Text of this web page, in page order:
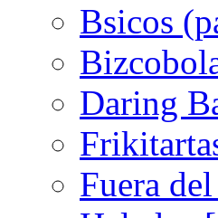
Bsicos
Daring
Fuera